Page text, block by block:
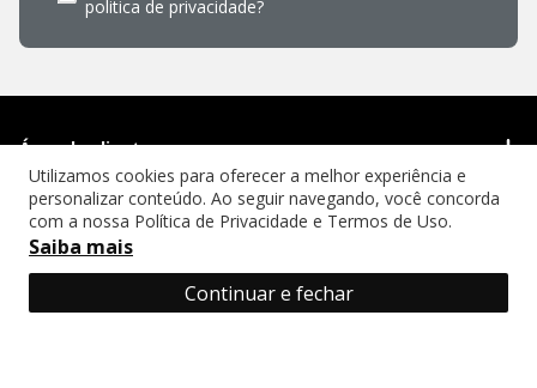
politica de privacidade?
Área do cliente
Cadastro
Meus Pedidos
Portal da Cobrança
Academy
Institucional
Quem somos
Utilizamos cookies para oferecer a melhor experiência e
personalizar conteúdo. Ao seguir navegando, você concorda
com a nossa Política de Privacidade e Termos de Uso.
Saiba mais
Continuar e fechar